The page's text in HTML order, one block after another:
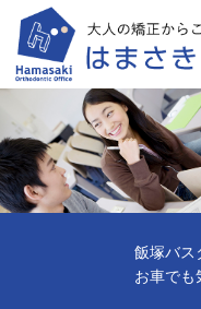
飯塚バス
お車でも